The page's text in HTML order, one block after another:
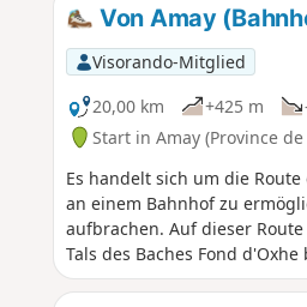
Von Amay
Visorando-Mitglied
20,00 km
+425 m
Start in Amay (Province de
Es handelt sich um die
an einem Bahnhof zu
aufbrachen. Auf dieser
Tals des Baches Fond